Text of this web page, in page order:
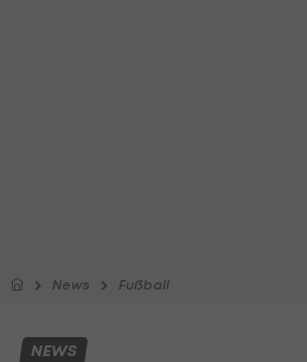
News Fußball
NEWS